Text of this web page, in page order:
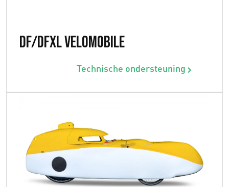
DF/DFXL Velomobile
Technische ondersteuning